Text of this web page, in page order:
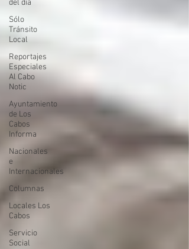
del día
Sólo
Tránsito
Local
Reportajes
Especiales
Al Cabo
Notic
Ayuntamiento
de Los
Cabos
Informa
Nacionales
e
Internacionales
Columnas
Locales Los
Cabos
Servicio
Social